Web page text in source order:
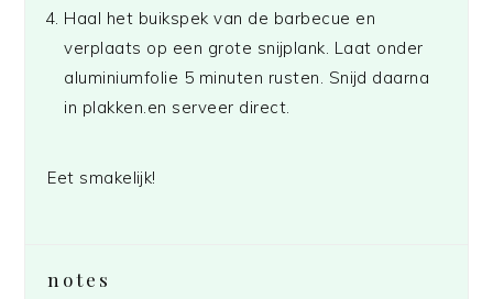
Haal het buikspek van de barbecue en
verplaats op een grote snijplank. Laat onder
aluminiumfolie 5 minuten rusten. Snijd daarna
in plakken.en serveer direct.
Eet smakelijk!
notes